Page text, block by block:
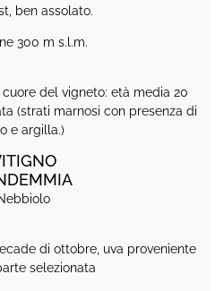
ben assolato.
300 m s.l.m.
del vigneto: età media 20
(strati marnosi con presenza di
e argilla.)
di ottobre, uva proveniente
selezionata